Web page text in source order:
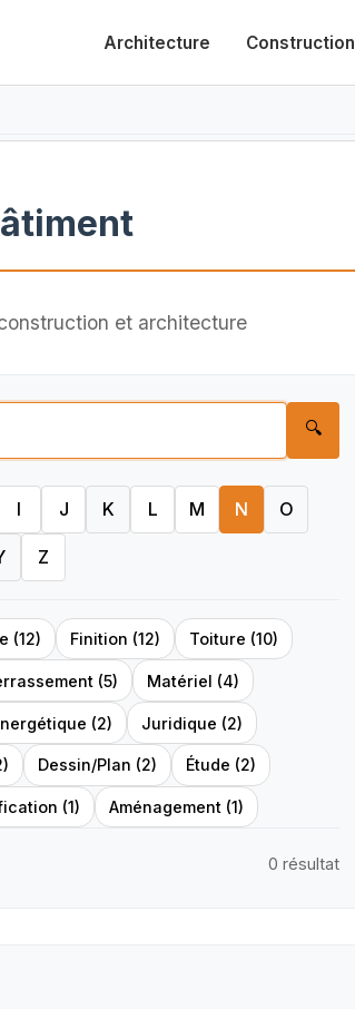
Architecture Construction
et architecture
🔍
I J K L M N O
Z
(12) Finition (12) Toiture (10)
(5) Matériel (4)
(2) Juridique (2)
Dessin/Plan (2) Étude (2)
(1) Aménagement (1)
0 résultat